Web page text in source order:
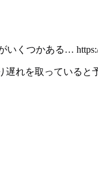
つかある… https://
遅れを取っていると